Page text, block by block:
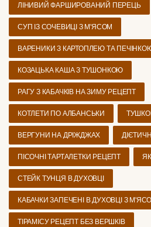
ЛІНИВИЙ ФАРШИРОВАНИЙ ПЕРЕЦЬ
СУП ІЗ СОЧЕВИЦІ З М'ЯСОМ
ВАРЕНИКИ З КАРТОПЛЕЮ ТА
КОЗАЦЬКА КАША З ТУШОНКОЮ
РАГУ З КАБАЧКІВ НА ЗИМУ РЕЦЕПТ
КОТЛЕТИ ПО АЛБАНСЬКИ
ВЕРГУНИ НА ДРІЖДЖАХ
ПІСОЧНІ ТАРТАЛЕТКИ РЕЦЕПТ
СТЕЙК ТУНЦЯ В ДУХОВЦІ
КАБАЧКИ ЗАПЕЧЕНІ В ДУХОВЦІ З
ТІРАМІСУ РЕЦЕПТ БЕЗ ВЕРШКІВ